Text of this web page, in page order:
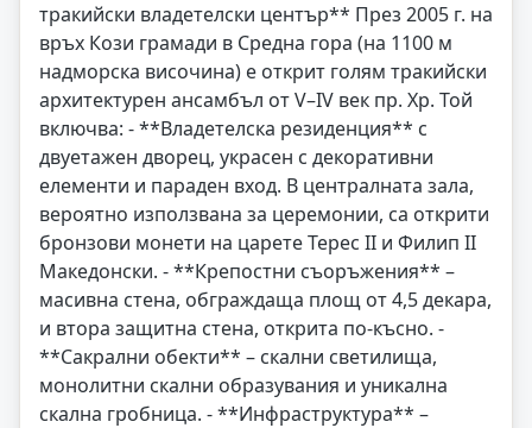
тракийски владетелски център** През 2005 г. на
връх Кози грамади в Средна гора (на 1100 м
надморска височина) е открит голям тракийски
архитектурен ансамбъл от V–IV век пр. Хр. Той
включва: - **Владетелска резиденция** с
двуетажен дворец, украсен с декоративни
елементи и параден вход. В централната зала,
вероятно използвана за церемонии, са открити
бронзови монети на царете Терес ІІ и Филип ІІ
Македонски. - **Крепостни съоръжения** –
масивна стена, обграждаща площ от 4,5 декара,
и втора защитна стена, открита по-късно. -
**Сакрални обекти** – скални светилища,
монолитни скални образувания и уникална
скална гробница. - **Инфраструктура** –